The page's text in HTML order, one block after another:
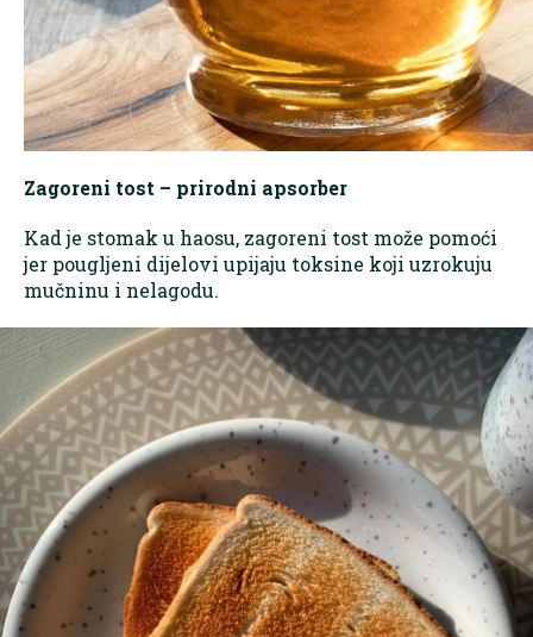
Zagoreni tost – prirodni apsorber
Kad je stomak u haosu, zagoreni tost može pomoći
jer pougljeni dijelovi upijaju toksine koji uzrokuju
mučninu i nelagodu.